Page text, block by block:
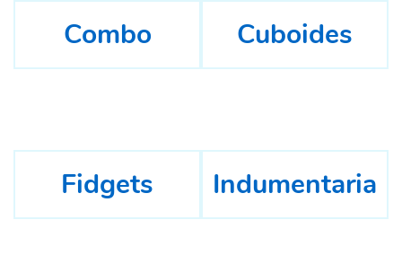
Combo Cuboides
Fidgets Indumentaria